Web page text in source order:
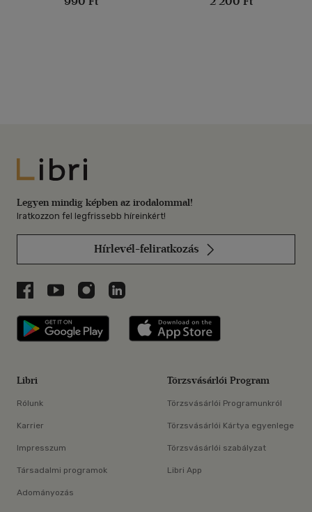
Libri
Legyen mindig képben az irodalommal!
Iratkozzon fel legfrissebb híreinkért!
Hírlevél-feliratkozás
Libri a Facebookon
Libri a Youtube-on
Libri az Instagramon
Libri a LinkedInen
Libri applikáció Szerezd meg: Google
Libri
Rólunk
Karrier
Impresszum
Társadalmi programok
Adományozás
Törzsvásárlói Program
Törzsvásárlói Programunkról
Törzsvásárlói Kártya egyenlege
Törzsvásárlói szabályzat
Libri App